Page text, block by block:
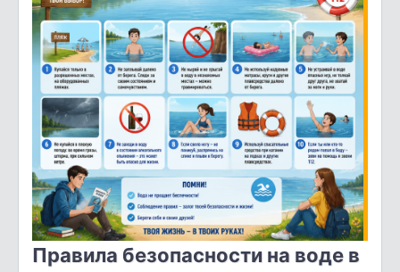
Правила безопасности на воде в